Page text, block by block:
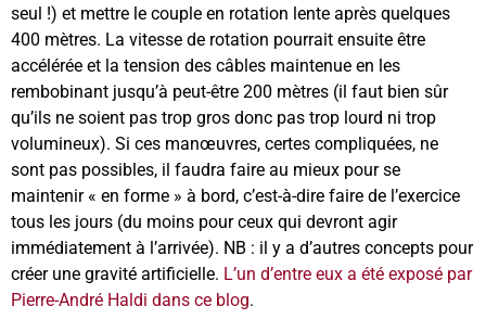
seul !) et mettre le couple en rotation lente après quelques
400 mètres. La vitesse de rotation pourrait ensuite être
accélérée et la tension des câbles maintenue en les
rembobinant jusqu’à peut-être 200 mètres (il faut bien sûr
qu’ils ne soient pas trop gros donc pas trop lourd ni trop
volumineux). Si ces manœuvres, certes compliquées, ne
sont pas possibles, il faudra faire au mieux pour se
maintenir « en forme » à bord, c’est-à-dire faire de l’exercice
tous les jours (du moins pour ceux qui devront agir
immédiatement à l’arrivée). NB : il y a d’autres concepts pour
créer une gravité artificielle. L’un d’entre eux a été exposé par
Pierre-André Haldi dans ce blog.